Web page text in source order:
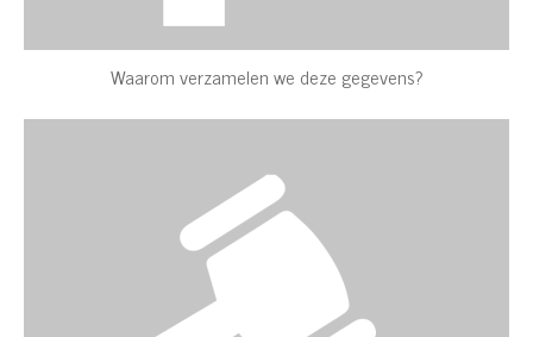
Waarom verzamelen we deze gegevens?